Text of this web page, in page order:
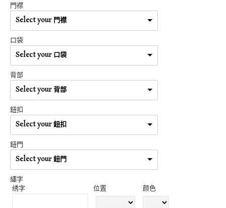
門襟
Select your 門襟
口袋
Select your 口袋
背部
Select your 背部
鈕扣
Select your 鈕扣
鈕門
Select your 鈕門
繡字
绣字
位置 颜色